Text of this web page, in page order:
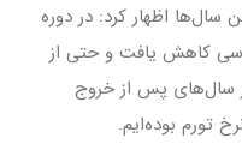
سال‌ها اظهار کرد: در دوره
کاهش یافت و حتی از
اما در سال‌های پس از خروج
تورم بوده‌ایم.